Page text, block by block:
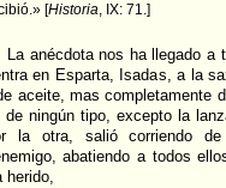
[Historia, IX: 71.]
La anécdota nos ha llegado a
en Esparta, Isadas, a la
aceite, mas completamente
de ningún tipo, excepto la
la otra, salió corriendo
abatiendo a todos
herido,